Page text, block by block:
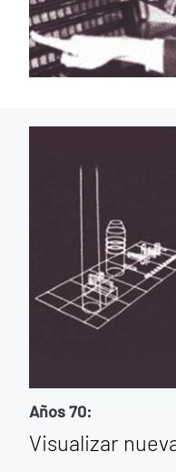
Años 70:
Visualizar